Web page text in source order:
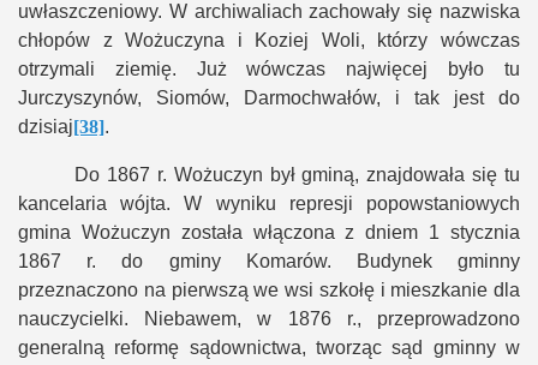
uwłaszczeniowy. W archiwaliach zachowały się nazwiska
chłopów z Wożuczyna i Koziej Woli, którzy wówczas
otrzymali ziemię. Już wówczas najwięcej było tu
Jurczyszynów, Siomów, Darmochwałów, i tak jest do
dzisiaj[38].
Do 1867 r. Wożuczyn był gminą, znajdowała się tu
kancelaria wójta. W wyniku represji popowstaniowych
gmina Wożuczyn została włączona z dniem 1 stycznia
1867 r. do gminy Komarów. Budynek gminny
przeznaczono na pierwszą we wsi szkołę i mieszkanie dla
nauczycielki. Niebawem, w 1876 r., przeprowadzono
generalną reformę sądownictwa, tworząc sąd gminny w